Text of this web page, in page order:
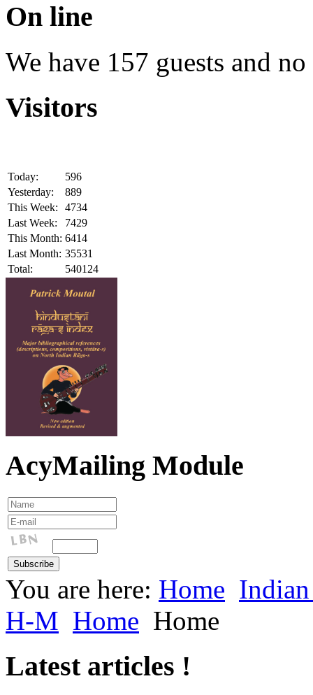
On line
We have 157 guests and
Visitors
Today:
596
Yesterday:
889
This Week:
4734
Last Week:
7429
This Month: 6414
Last Month: 35531
Total:
540124
AcyMailing Module
You are here: Home
H-M Home Home
Latest articles !